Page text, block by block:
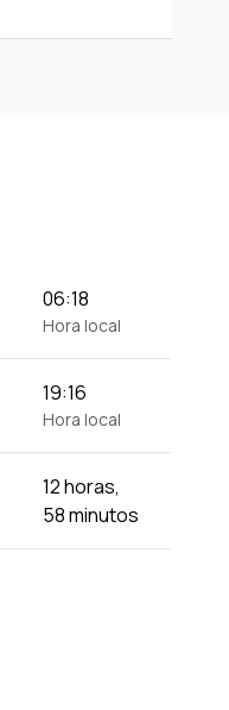
06:18
Hora local
19:16
Hora local
12 horas,
58 minutos